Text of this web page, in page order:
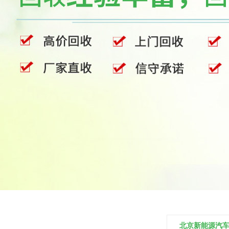
北京新能源汽